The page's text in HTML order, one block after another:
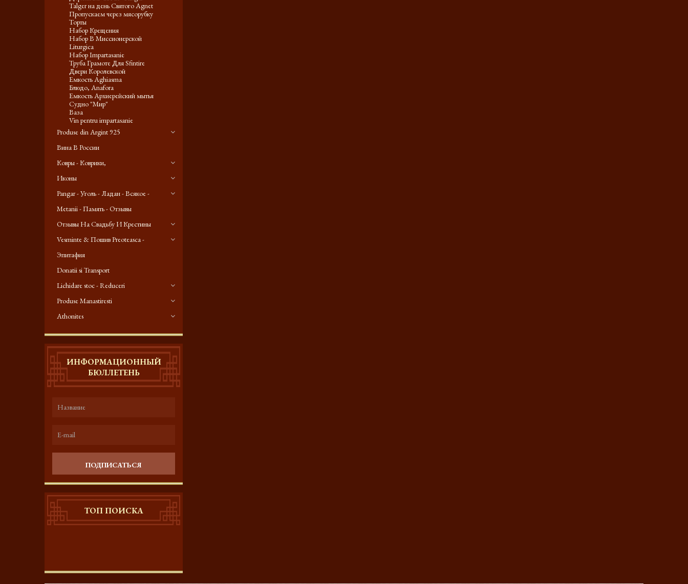
Talger на день Святого Agnet
Пропускаем через мясорубку
Торты
Набор Крещения
Набор В Миссионерской
Liturgica
Набор Impartasanie
Труба Грамоте Для Sfintire
Двери Королевской
Емкость Aghiasma
Блюдо, Anafora
Емкость Архиерейский мытья
Судно "Мир"
Ваза
Vin pentru impartasanie
Produse din Argint 925
Вина В России
Ковры - Коврики,
Иконы
Pangar - Уголь - Ладан - Всякое -
Metanii - Память - Отзывы
Отзывы На Свадьбу И Крестины
Vesminte & Пошив Preoteasca -
Эпитафия
Donatii si Transport
Lichidare stoc - Reduceri
Produse Manastiresti
Athonites
ИНФОРМАЦИОННЫЙ
БЮЛЛЕТЕНЬ
ПОДПИСАТЬСЯ
ТОП ПОИСКА